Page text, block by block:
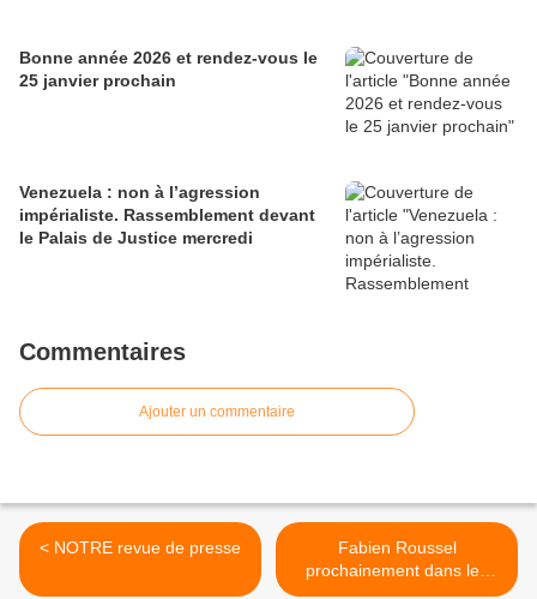
Bonne année 2026 et rendez-vous le
25 janvier prochain
Venezuela : non à l’agression
impérialiste. Rassemblement devant
le Palais de Justice mercredi
Commentaires
Ajouter un commentaire
< NOTRE revue de presse
Fabien Roussel
prochainement dans les
médias >